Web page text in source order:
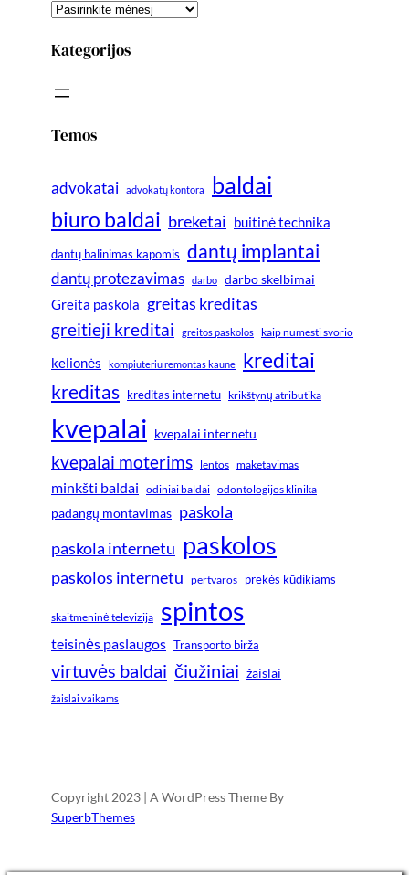
Kategorijos
Temos
advokatai advokatų kontora baldai
biuro baldai breketai buitinė technika
dantų balinimas kapomis dantų implantai
dantų protezavimas darbo darbo skelbimai
Greita paskola greitas kreditas
greitieji kreditai greitos paskolos kaip numesti svorio
kelionės kompiuteriu remontas kaune kreditai
kreditas kreditas internetu krikštynų atributika
kvepalai kvepalai internetu
kvepalai moterims lentos maketavimas
minkšti baldai odiniai baldai odontologijos klinika
padangų montavimas paskola
paskola internetu paskolos
paskolos internetu pertvaros prekės kūdikiams
skaitmeninė televizija spintos
teisinės paslaugos Transporto birža
virtuvės baldai čiužiniai žaislai
žaislai vaikams
Copyright 2023 | A WordPress Theme By
SuperbThemes